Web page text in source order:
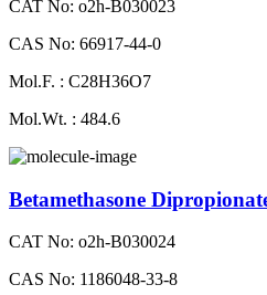
CAT No: o2h-B030023
CAS No: 66917-44-0
Mol.F. : C28H36O7
Mol.Wt. : 484.6
Betamethasone
CAT No: o2h-B030024
CAS No: 1186048-33-8